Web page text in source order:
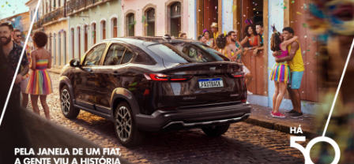
QUERO FALAR COM
UM CONSULTOR